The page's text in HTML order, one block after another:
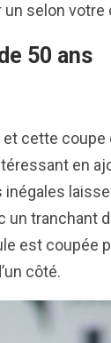
selon votre
50 ans
cette coupe
en
un tranchant
est coupée
côté.